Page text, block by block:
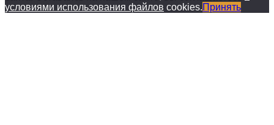
условиями использования файлов cookies.Принять